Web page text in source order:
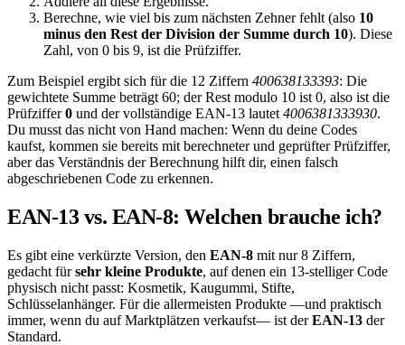
Berechne, wie viel bis zum nächsten Zehner fehlt (also 10
minus den Rest der Division der Summe durch 10). Diese
Zahl, von 0 bis 9, ist die Prüfziffer.
Zum Beispiel ergibt sich für die 12 Ziffern 400638133393: Die
gewichtete Summe beträgt 60; der Rest modulo 10 ist 0, also ist die
Prüfziffer0 und der vollständige EAN-13 lautet 4006381333930.
Du musst das nicht von Hand machen: Wenn du deine Codes
kaufst, kommen sie bereits mit berechneter und geprüfter Prüfziffer,
aber das Verständnis der Berechnung hilft dir, einen falsch
abgeschriebenen Code zu erkennen.
EAN-13 vs. EAN-8: Welchen brauche ich?
Es gibt eine verkürzte Version, den EAN-8 mit nur 8 Ziffern,
gedacht fürsehr kleine Produkte, auf denen ein 13-stelliger Code
physisch nicht passt: Kosmetik, Kaugummi, Stifte,
Schlüsselanhänger. Für die allermeisten Produkte —und praktisch
immer, wenn du auf Marktplätzen verkaufst— ist derEAN-13 der
Standard.